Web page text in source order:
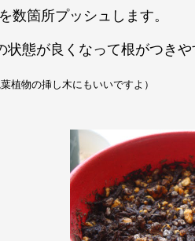
を数箇所プッシュします。
状態が良くなって根がつきや
植物の挿し木にもいいですよ）